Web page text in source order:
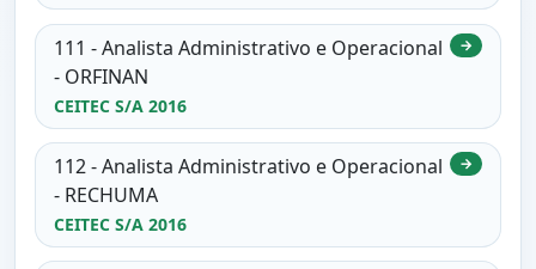
111 - Analista Administrativo e Operacional
- ORFINAN
CEITEC S/A 2016
→
112 - Analista Administrativo e Operacional
- RECHUMA
CEITEC S/A 2016
→